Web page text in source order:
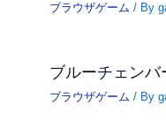
ブラウザゲーム / By
ブルーチェン
ブラウザゲーム / By